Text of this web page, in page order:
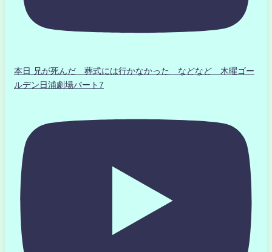
本日 兄が死んだ 葬式には行かなかった などなど 木曜ゴー
ルデン日浦劇場パート7